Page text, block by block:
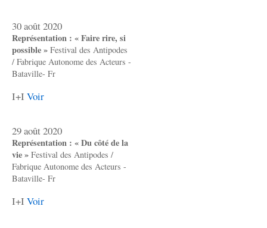
30 août 2020
Représentation : « Faire rire, si
possible » Festival des Antipodes
/ Fabrique Autonome des Acteurs -
Bataville- Fr
I+I Voir
29 août 2020
Représentation : « Du côté de la
vie » Festival des Antipodes /
Fabrique Autonome des Acteurs -
Bataville- Fr
I+I Voir